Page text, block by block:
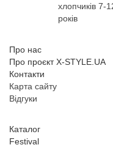
хлопчиків 7-
років
Про нас
Про проєкт X-STYLE.UA
Контакти
Карта сайту
Відгуки
Каталог
Festival